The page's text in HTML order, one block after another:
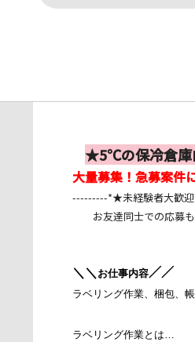
★5℃の保冷倉庫
大量募集！急募案件
---------*★未経験者大歓
お友達同士での応募
＼＼ お仕事内容／／
ラベリング作業、梱包、
ラベリング作業とは…